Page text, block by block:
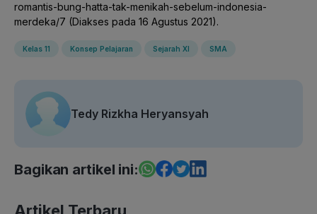
romantis-bung-hatta-tak-menikah-sebelum-indonesia-
merdeka/7 (Diakses pada 16 Agustus 2021).
Kelas 11 Konsep Pelajaran Sejarah XI SMA
Tedy Rizkha Heryansyah
Bagikan artikel ini: